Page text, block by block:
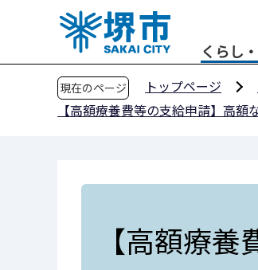
くらし
現在のページ トップページ
【高額療養費等の支給申請】高額
【高額療